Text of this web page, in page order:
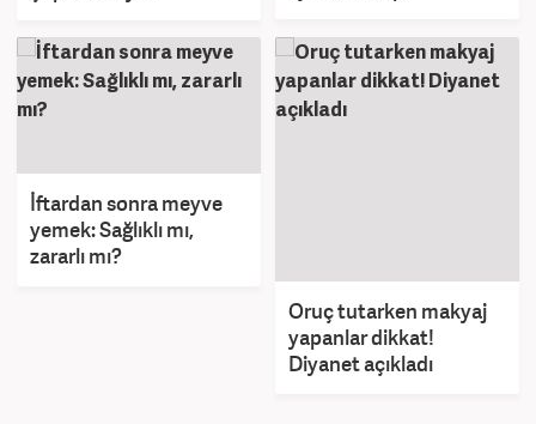
İftardan sonra meyve
yemek: Sağlıklı mı,
zararlı mı?
Oruç tutarken makyaj
yapanlar dikkat!
Diyanet açıkladı